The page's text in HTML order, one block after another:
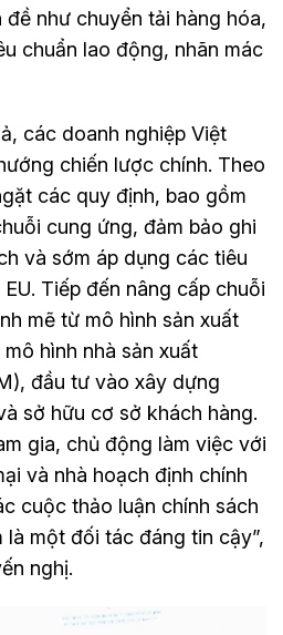
như chuyển tải hàng hóa,
chuẩn lao động, nhãn mác
các doanh nghiệp Việt
chiến lược chính. Theo
các quy định, bao gồm
cung ứng, đảm bảo ghi
và sớm áp dụng các tiêu
Tiếp đến nâng cấp chuỗi
mẽ từ mô hình sản xuất
hình nhà sản xuất
đầu tư vào xây dựng
sở hữu cơ sở khách hàng.
gia, chủ động làm việc với
và nhà hoạch định chính
cuộc thảo luận chính sách
một đối tác đáng tin cậy”,
nghị.